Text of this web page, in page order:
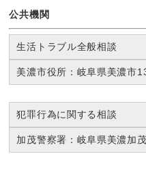
公共機関
生活トラブル全般相談
美濃市役所：岐阜県美濃市
犯罪行為に関する相談
加茂警察署：岐阜県美濃加